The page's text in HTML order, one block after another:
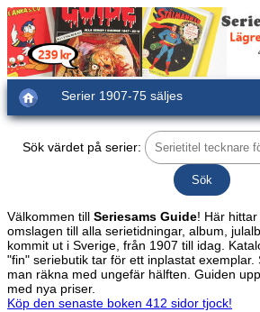
Serier 1907-75 säljes
Sök värdet på serier:
Välkommen till Seriesams Guide! Här
omslagen till alla serietidningar, album,
kommit ut i Sverige, från 1907 till idag.
"fin" seriebutik tar för ett inplastat exemplar.
man räkna med ungefär hälften. Guiden
med nya priser.
Köp den senaste boken 412 sidor tjock!